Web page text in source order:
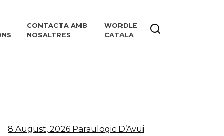
CONTACTA AMB
NOSALTRES
WORDLE
CATALA
8 August, 2026 Paraulogic D’Avui